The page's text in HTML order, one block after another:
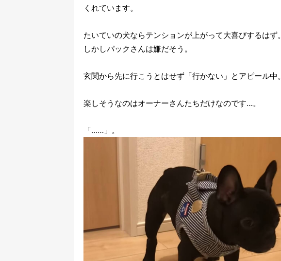
くれています。
たいていの犬ならテンションが上がって大喜びするはず。
しかしパックさんは嫌だそう。
玄関から先に行こうとはせず「行かない」とアピール中。
楽しそうなのはオーナーさんたちだけなのです…。
「……」。